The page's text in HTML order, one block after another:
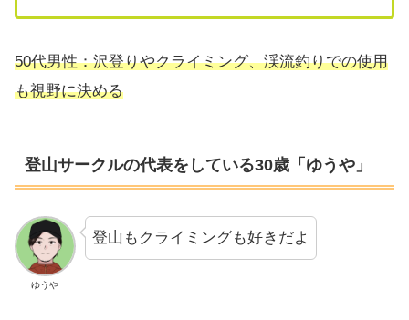
50代男性：沢登りやクライミング、渓流釣りでの使用
も視野に決める
登山サークルの代表をしている30歳「ゆうや」
ゆうや
登山もクライミングも好きだよ